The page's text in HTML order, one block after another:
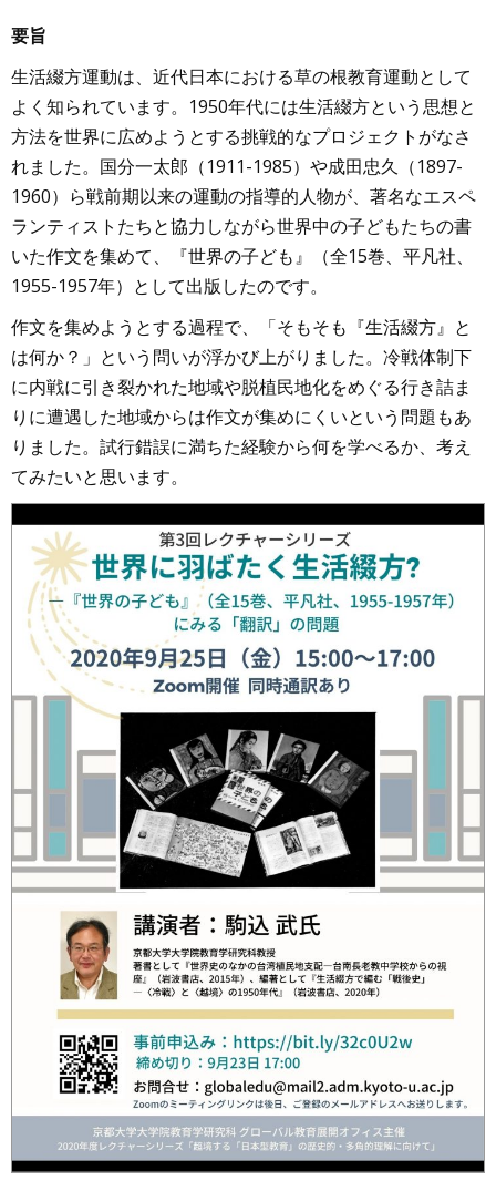
要旨
生活綴方運動は、近代日本における草の根教育運動として
よく知られています。1950年代には生活綴方という思想と
方法を世界に広めようとする挑戦的なプロジェクトがなさ
れました。国分一太郎（1911-1985）や成田忠久（1897-
1960）ら戦前期以来の運動の指導的人物が、著名なエスペ
ランティストたちと協力しながら世界中の子どもたちの書
いた作文を集めて、『世界の子ども』（全15巻、平凡社、
1955-1957年）として出版したのです。
作文を集めようとする過程で、「そもそも『生活綴方』と
は何か？」という問いが浮かび上がりました。冷戦体制下
に内戦に引き裂かれた地域や脱植民地化をめぐる行き詰ま
りに遭遇した地域からは作文が集めにくいという問題もあ
りました。試行錯誤に満ちた経験から何を学べるか、考え
てみたいと思います。